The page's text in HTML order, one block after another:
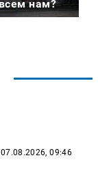
нам?
07.08.2026, 09:46